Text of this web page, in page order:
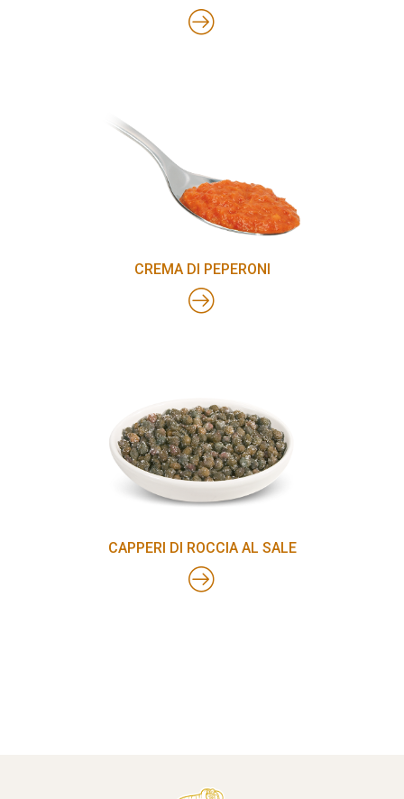
CREMA DI PEPERONI
CAPPERI DI ROCCIA AL SALE